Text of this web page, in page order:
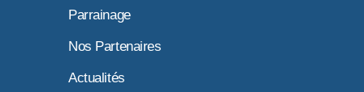
Parrainage
Nos Partenaires
Actualités